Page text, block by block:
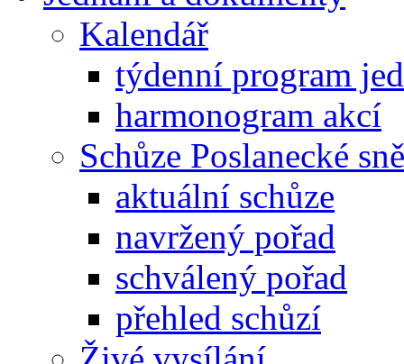
Kalendář
týdenní program
harmonogram akcí
Schůze Poslanecké
aktuální schůze
navržený pořad
schválený pořad
přehled schůzí